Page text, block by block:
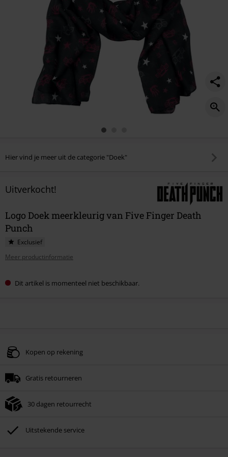
Hier vind je meer uit de categorie "Doek"
Uitverkocht!
Logo Doek meerkleurig van Five Finger Death
Punch
Exclusief
Meer productinformatie
Dit artikel is momenteel niet beschikbaar.
Kopen op rekening
Gratis retourneren
30 dagen retourrecht
Uitstekende service